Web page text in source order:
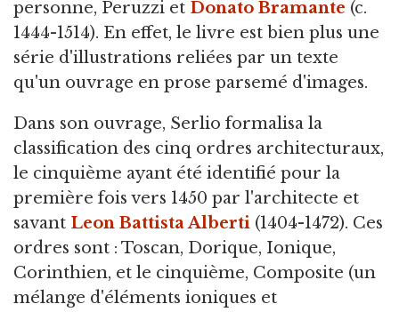
personne, Peruzzi et Donato Bramante (c.
1444-1514). En effet, le livre est bien plus une
série d'illustrations reliées par un texte
qu'un ouvrage en prose parsemé d'images.
Dans son ouvrage, Serlio formalisa la
classification des cinq ordres architecturaux,
le cinquième ayant été identifié pour la
première fois vers 1450 par l'architecte et
savant Leon Battista Alberti (1404-1472). Ces
ordres sont : Toscan, Dorique, Ionique,
Corinthien, et le cinquième, Composite (un
mélange d'éléments ioniques et